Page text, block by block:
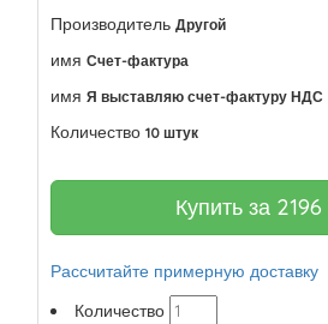
Производитель Другой
имя Счет-фактура
имя Я выставляю счет-фактуру НДС
Количество 10 штук
Купить за 2196
Рассчитайте примерную доставку
Количество